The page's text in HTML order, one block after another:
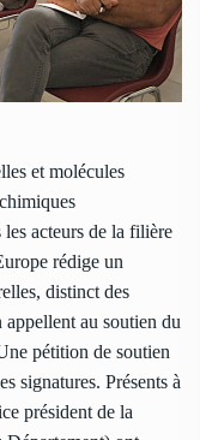
et molécules
acteurs de la filière
rédige un
distinct des
appellent au soutien du
pétition de soutien
signatures. Présents à
président de la